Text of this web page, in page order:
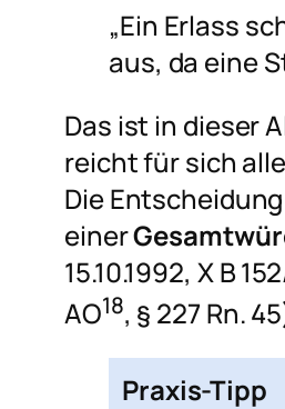
„Ein Erlass
aus, da eine
Das ist in dieser
reicht für sich
Die
einer
15.10.1992, X B
AO18, § 227 Rn.
Praxis-Tipp